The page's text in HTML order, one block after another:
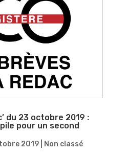
du 23 octobre 2019 :
pour un second
2019| Non classé